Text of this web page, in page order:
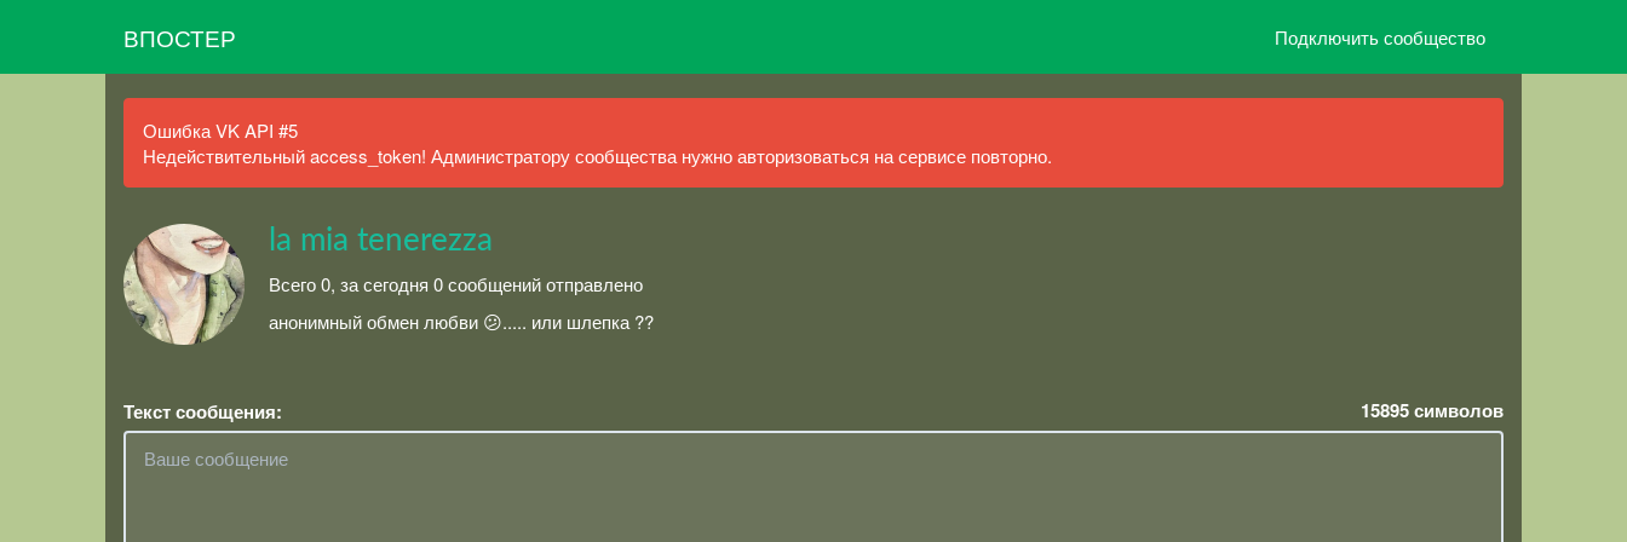
ВПОСТЕР Подключить сообщество
Ошибка VK API #5
Недействительный access_token! Администратору сообщества нужно авторизоваться на сервисе повторно.
la mia tenerezza
Всего 0, за сегодня 0 сообщений отправлено
анонимный обмен любви 😕..... или шлепка ??
Текст сообщения: 15895символов